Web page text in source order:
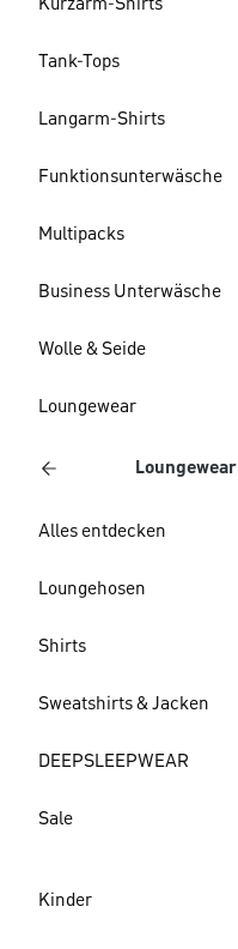
Kurzarm-Shirts
Tank-Tops
Langarm-Shirts
Funktionsunterwäsche
Multipacks
Business Unterwäsche
Wolle & Seide
Loungewear
Loungewear
Alles entdecken
Loungehosen
Shirts
Sweatshirts & Jacken
DEEPSLEEPWEAR
Sale
Kinder